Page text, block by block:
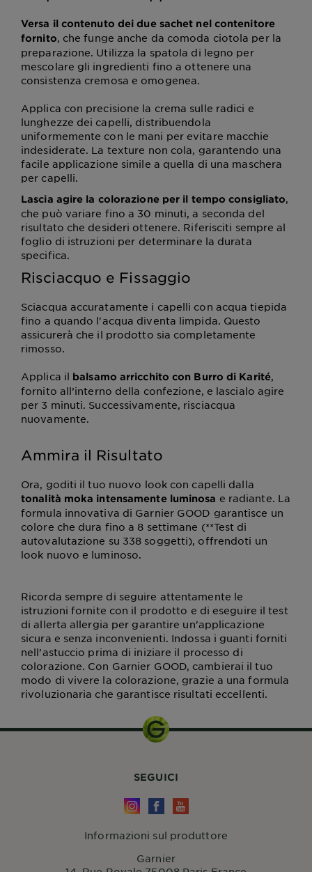
Versa il contenuto dei due sachet nel contenitore
fornito, che funge anche da comoda ciotola per la
preparazione. Utilizza la spatola di legno per
mescolare gli ingredienti fino a ottenere una
consistenza cremosa e omogenea.
Applica con precisione la crema sulle radici e
lunghezze dei capelli, distribuendola
uniformemente con le mani per evitare macchie
indesiderate. La texture non cola, garantendo una
facile applicazione simile a quella di una maschera
per capelli.
Lascia agire la colorazione per il tempo consigliato,
che può variare fino a 30 minuti, a seconda del
risultato che desideri ottenere. Riferisciti sempre al
foglio di istruzioni per determinare la durata
specifica.
Risciacquo e Fissaggio
Sciacqua accuratamente i capelli con acqua tiepida
fino a quando l'acqua diventa limpida. Questo
assicurerà che il prodotto sia completamente
rimosso.
Applica il balsamo arricchito con Burro di Karité,
fornito all’interno della confezione, e lascialo agire
per 3 minuti. Successivamente, risciacqua
nuovamente.
Ammira il Risultato
Ora, goditi il tuo nuovo look con capelli dalla
tonalità moka intensamente luminosa e radiante. La
formula innovativa di Garnier GOOD garantisce un
colore che dura fino a 8 settimane (**Test di
autovalutazione su 338 soggetti), offrendoti un
look nuovo e luminoso.
Ricorda sempre di seguire attentamente le
istruzioni fornite con il prodotto e di eseguire il test
di allerta allergia per garantire un'applicazione
sicura e senza inconvenienti. Indossa i guanti forniti
nell'astuccio prima di iniziare il processo di
colorazione. Con Garnier GOOD, cambierai il tuo
modo di vivere la colorazione, grazie a una formula
rivoluzionaria che garantisce risultati eccellenti.
SEGUICI
Informazioni sul produttore
Garnier